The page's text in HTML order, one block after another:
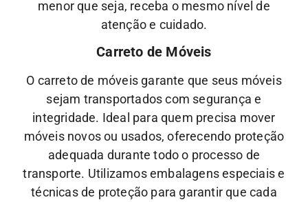
menor que seja, receba o mesmo nível de
atençãoe cuidado.
Carreto de Móveis
O carreto de móveis garante que seus móveis
sejam transportados com segurança e
integridade. Ideal para quem precisa mover
móveis novos ou usados, oferecendo proteção
adequada durante todo o processo de
transporte. Utilizamos embalagens especiais e
técnicas de proteção para garantir que cada